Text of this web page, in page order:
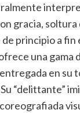
gracia,
principio a fin
una gama
en su
“delittante”